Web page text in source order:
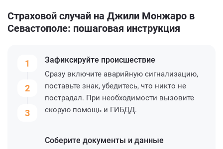
Страховой случай на Джили Монжаро в
Севастополе: пошаговая инструкция
1
2
3
Зафиксируйте происшествие
Сразу включите аварийную сигнализацию,
поставьте знак, убедитесь, что никто не
пострадал. При необходимости вызовите
скорую помощь и ГИБДД.
Соберите документы и данные